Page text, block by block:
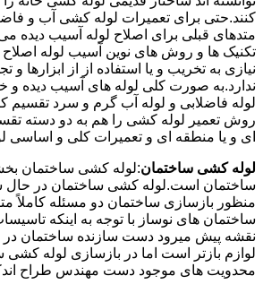
کنند.حتی برای تعمیرات لوله کشی آب و
متدهای قبلی برای اصلاح لوله آسیب دیده می
تکنیک ها و روش های نوین آسیب لوله
نیازی به تخریب و یا استفاده از از ابزارها و
ندارد.به صورت کلی لوله های آسیب دیده و
لوله فاضلابی و لوله آب گرم و سرد تقسیم
روش تعمیر لوله کشی را هم به دو دسته
ای و یا منطقه ای و تعمیرات کلی و اساسی
لوله کشی ساختمان:لوله کشی ساختمان
ساختمان است.لوله کشی ساختمان در حال
منظور بازسازی ساختمان دو مسئله کاملاً
ساختمان های نوساز با توجه به اینکه
نقشه پیش میرود دست سازنده ساختمان در
لوازم بازتر است اما در بازسازی لوله کشی
محدویت های موجود دست مهندس طراح